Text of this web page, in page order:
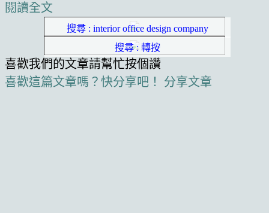
閱讀全文
搜尋 : interior office design company
搜尋 : 轉按
喜歡我們的文章請幫忙按個讚
喜歡這篇文章嗎？快分享吧！
分享文章